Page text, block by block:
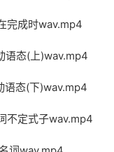
完成时wav.mp4
语态(上)wav.mp4
语态(下)wav.mp4
不定式子wav.mp4